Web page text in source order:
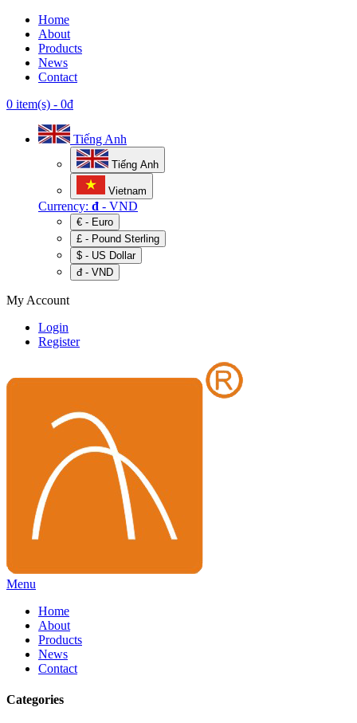
Home
About
Products
News
Contact
0 item(s) - 0đ
Tiếng Anh
Tiếng Anh
Vietnam
Currency: đ - VND
€ - Euro
£ - Pound Sterling
$ - US Dollar
đ - VND
My Account
Login
Register
Menu
Home
About
Products
News
Contact
Categories